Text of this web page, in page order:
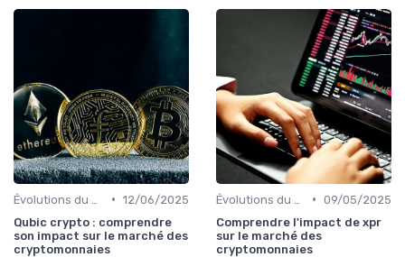
• 12/06/2025
Qubic crypto : comprendre
son impact sur le marché des
cryptomonnaies
• 09/05/2025
Comprendre l'impact de xpr
sur le marché des
cryptomonnaies